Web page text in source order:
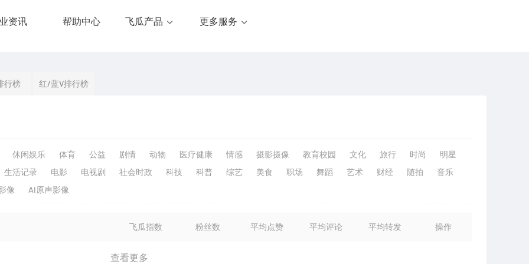
资讯 帮助中心 飞瓜产品 更多服务
行榜 红/蓝V排行榜
休闲娱乐 体育 公益 剧情 动物 医疗健康 情感 摄影摄像 教育校园 文化 旅行 时尚
明星
生活记录
电影 电视剧 社会时政 科技 科普 综艺 美食 职场 舞蹈 艺术 财经 随拍
音乐
像
AI原声影像
飞瓜指数 粉丝数 平均点赞 平均评论 平均转发 操作
查看更多